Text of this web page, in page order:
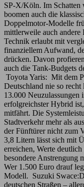
SP-X/Köln. Im
boomen auch die
Doppelmotor-Modelle
mittlerweile auch andere
Technik erlaubt mit
finanziellem Aufwand,
drücken. Davon
auch die Tank-Budgets
Toyota Yaris: Mit dem
Deutschland nie so
13.000 Neuzulassungen
erfolgreichster Hybrid
mitfährt. Die
Stadtverkehr mehr als
der Fünftürer nicht zum
3,8 Litern lässt sich mit
erreichen, Werte
besondere Anstrengung
Wer 1.500 Euro drauf
Modell. Suzuki
deutschen Straßen –